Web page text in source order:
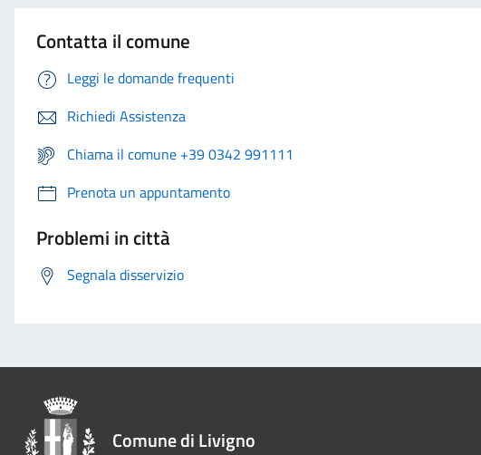
Contatta il comune
Leggi le domande frequenti
Richiedi Assistenza
Chiama il comune +39 0342 991111
Prenota un appuntamento
Problemi in città
Segnala disservizio
Comune di Livigno